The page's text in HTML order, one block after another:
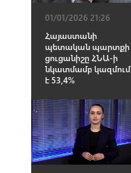
01/01/2026 21:26
Հայաստանի
պետական պարտքի
ցուցանիշը ՀՆԱ-ի
նկատմամբ կազմում
է 53,4%